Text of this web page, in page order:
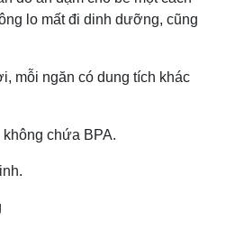
lo mất đi dinh dưỡng, cũng
mỗi ngăn có dung tích khác
chứa BPA.